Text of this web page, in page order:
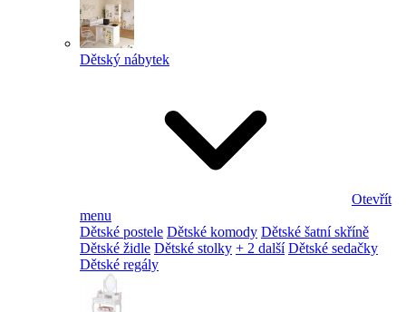
Dětský nábytek
Otevřít
menu
Dětské postele Dětské komody Dětské šatní skříně
Dětské židle Dětské stolky + 2 další Dětské sedačky
Dětské regály